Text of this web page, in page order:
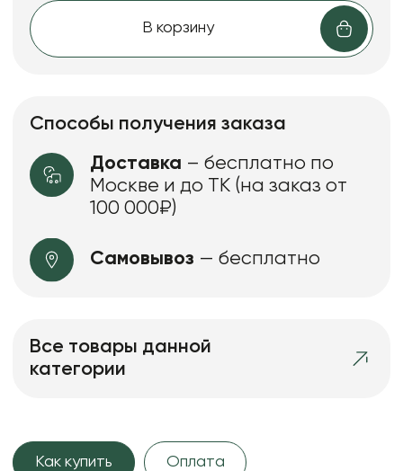
В корзину
Способы получения заказа
Доставка – бесплатно по
Москве и до ТК (на заказ от
100 000₽)
Самовывоз — бесплатно
Все товары данной
категории
Как купить Оплата